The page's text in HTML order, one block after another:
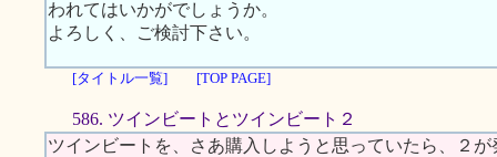
われてはいかがでしょうか。
よろしく、ご検討下さい。
[タイトル一覧] [TOP PAGE]
586. ツインビートとツインビート２
ツインビートを、さあ購入しようと思っていたら、２